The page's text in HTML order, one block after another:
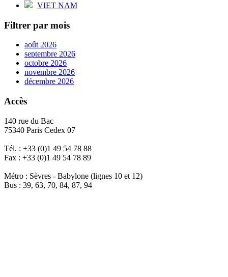
VIET NAM
Filtrer par mois
août 2026
septembre 2026
octobre 2026
novembre 2026
décembre 2026
Accès
140 rue du Bac
75340 Paris Cedex 07
Tél. : +33 (0)1 49 54 78 88
Fax : +33 (0)1 49 54 78 89
Métro : Sèvres - Babylone (lignes 10 et 12)
Bus : 39, 63, 70, 84, 87, 94